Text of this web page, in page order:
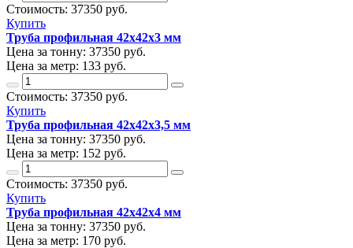
Стоимость: 37350 руб.
Купить
Труба профильная 42х42х3 мм
Цена за тонну: 37350 руб.
Цена за метр: 133 руб.
Стоимость: 37350 руб.
Купить
Труба профильная 42х42х3,5 мм
Цена за тонну: 37350 руб.
Цена за метр: 152 руб.
Стоимость: 37350 руб.
Купить
Труба профильная 42х42х4 мм
Цена за тонну: 37350 руб.
Цена за метр: 170 руб.